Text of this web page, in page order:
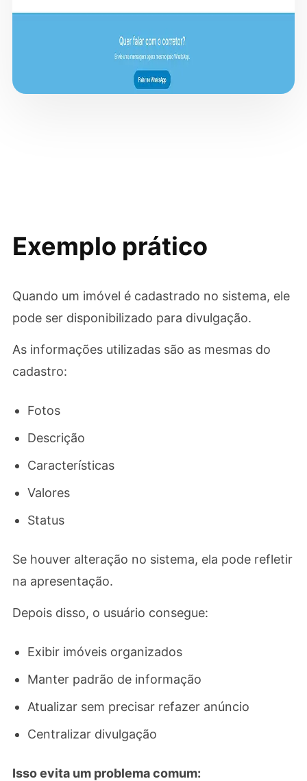
Exemplo prático
Quando um imóvel é cadastrado no sistema, ele
pode ser disponibilizado para divulgação.
As informações utilizadas são as mesmas do
cadastro:
Fotos
Descrição
Características
Valores
Status
Se houver alteração no sistema, ela pode refletir
na apresentação.
Depois disso, o usuário consegue:
Exibir imóveis organizados
Manter padrão de informação
Atualizar sem precisar refazer anúncio
Centralizar divulgação
Isso evita um problema comum: